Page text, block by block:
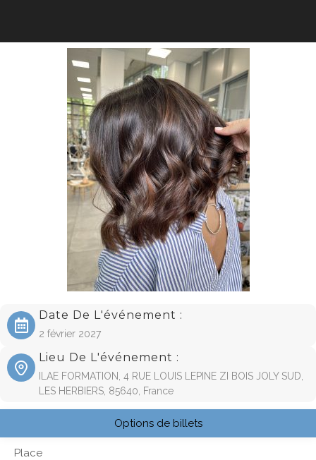
Date De L'événement :
2 février 2027
Lieu De L'événement :
ILAE FORMATION, 4 RUE LOUIS LEPINE ZI BOIS JOLY SUD,
LES HERBIERS, 85640, France
Options de billets
Place